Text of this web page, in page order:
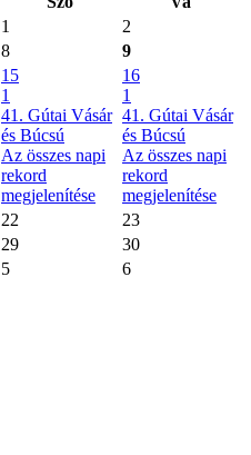
1
2
8 9
15
1
41. Gútai Vásár
és Búcsú
Az összes napi
rekord
megjelenítése
16
1
41. Gútai Vásár
és Búcsú
Az összes napi
rekord
megjelenítése
22
23
29
30
5 6